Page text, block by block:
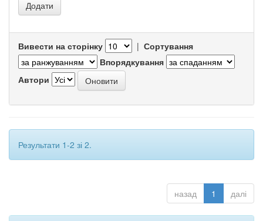
Вивести на сторінку | Сортування
Впорядкування
Автори
Результати 1-2 зі 2.
назад 1 далі